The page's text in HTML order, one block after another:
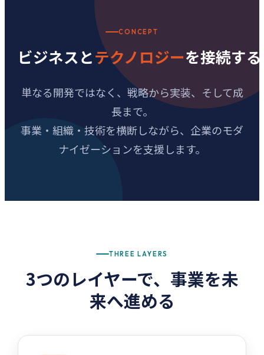
CONCEPT
ビジネスとテクノロジーを接続する
単なる開発ではなく、戦略から実装、そして成
長まで。
事業・組織・技術を横断しながら、企業のモダ
ナイゼーションを支援します。
THREE LAYERS
3つのレイヤーで、事業を未
来へ進める